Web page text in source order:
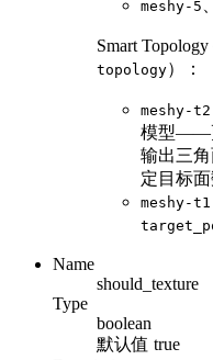
meshy-5
Smart
topology）：
meshy-t2
模型——
输出三
定目标面
meshy-t1
Name
should_texture
Type
boolean
默认值 true